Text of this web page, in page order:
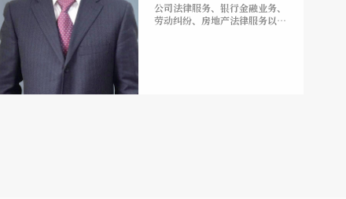
公司法律服务、银行金融业务、
劳动纠纷、房地产法律服务以及